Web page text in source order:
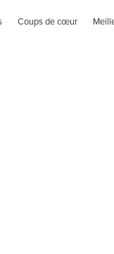
Coups de cœur